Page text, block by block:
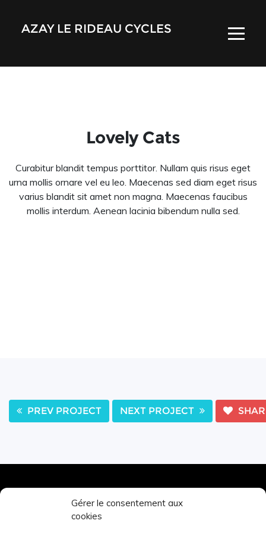
Gérer le consentement aux
cookies
AZAY LE RIDEAU CYCLES
Lovely Cats
Curabitur blandit tempus porttitor. Nullam quis risus eget
urna mollis ornare vel eu leo. Maecenas sed diam eget risus
varius blandit sit amet non magna. Maecenas faucibus
mollis interdum. Aenean lacinia bibendum nulla sed.
PREV PROJECT NEXT PROJECT
TOURS’N BIKES